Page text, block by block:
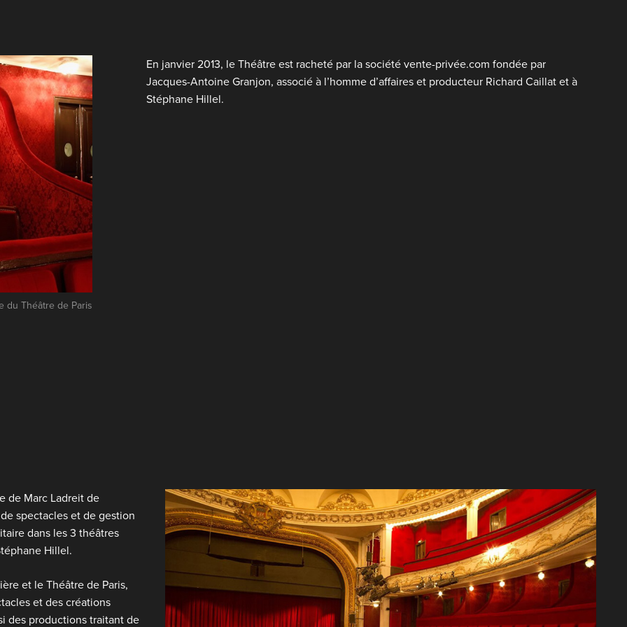
du Théâtre de Paris
En janvier 2013, le Théâtre est racheté par la société vente-privée.com fondée par
Jacques-Antoine Granjon, associé à l’homme d’affaires et producteur Richard Caillat et à
Stéphane Hillel.
de Marc Ladreit de
spectacles et de gestion
dans les 3 théâtres
Hillel.
et le Théâtre de Paris,
et des créations
des productions traitant de